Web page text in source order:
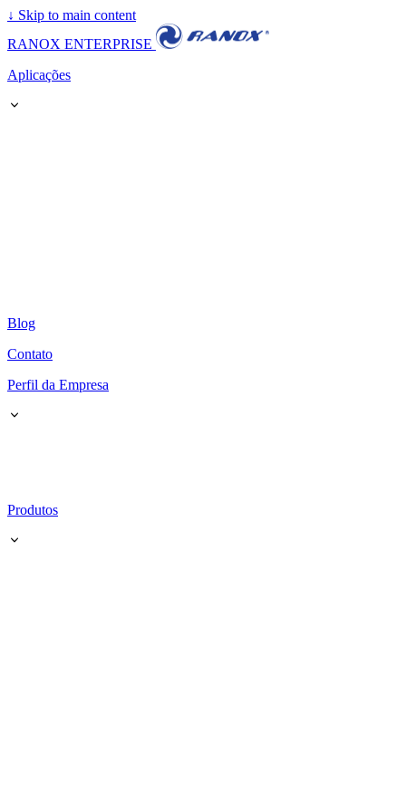
↓ Skip to main content
RANOX ENTERPRISE
Aplicações
Blog
Contato
Perfil da Empresa
Produtos